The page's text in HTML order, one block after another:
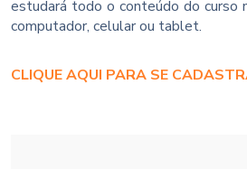
estudará todo o conteúdo do curso
computador, celular ou tablet.
CLIQUE AQUI PARA SE